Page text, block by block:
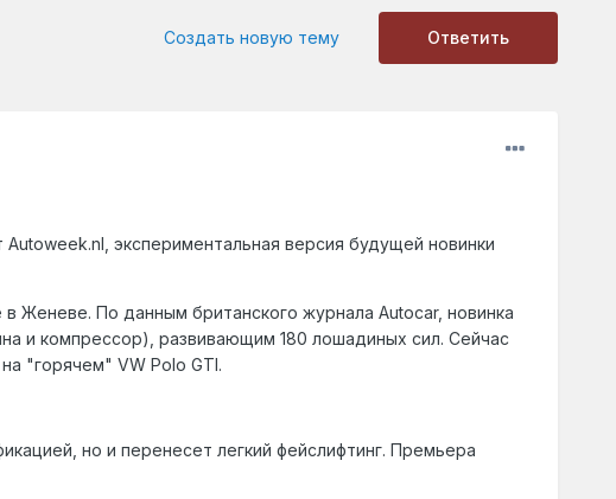
Ответить
Создать новую тему
экспериментальная версия будущей новинки
Женеве. По данным британского журнала Autocar, новинка
и компрессор), развивающим 180 лошадиных сил. Сейчас
"горячем" VW Polo GTI.
но и перенесет легкий фейслифтинг. Премьера